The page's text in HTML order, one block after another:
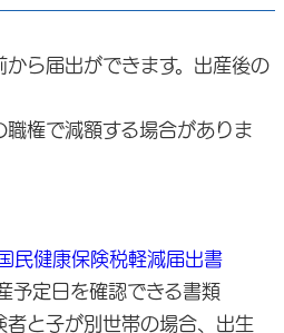
ら届出ができます。出産後の
権で減額する場合がありま
民健康保険税軽減届出書
定日を確認できる書類
と子が別世帯の場合、出生